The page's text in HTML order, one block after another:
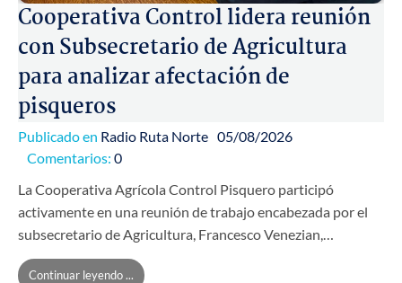
Cooperativa Control lidera reunión
con Subsecretario de Agricultura
para analizar afectación de
pisqueros
Publicado en Radio Ruta Norte 05/08/2026
Comentarios: 0
La Cooperativa Agrícola Control Pisquero participó
activamente en una reunión de trabajo encabezada por el
subsecretario de Agricultura, Francesco Venezian,…
Continuar leyendo ...